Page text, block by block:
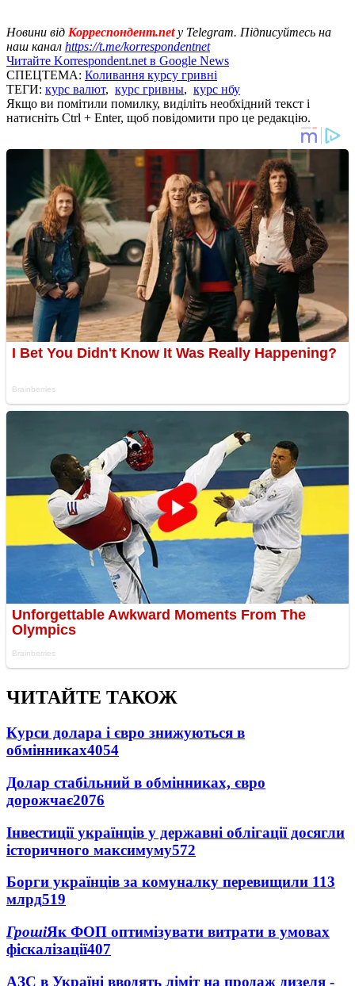
Новини від Корреспондент.netу Telegram. Підписуйтесь на
наш канал https://t.me/korrespondentnet
Читайте Korrespondent.net в Google News
СПЕЦТЕМА: Коливання курсу гривні
ТЕГИ: курс валют, курс гривны, курс нбу
Якщо ви помітили помилку, виділіть необхідний текст і
натисніть Ctrl + Enter, щоб повідомити про це редакцію.
ЧИТАЙТЕ ТАКОЖ
Курси долара і євро знижуються в
обмінниках4054
Долар стабільний в обмінниках, євро
дорожчає2076
Інвестиції українців у державні облігації досягли
історичного максимуму572
Борги українців за комуналку перевищили 113
млрд519
ГрошіЯк ФОП оптимізувати витрати в умовах
фіскалізації407
АЗС в Україні вводять ліміт на продаж дизеля -